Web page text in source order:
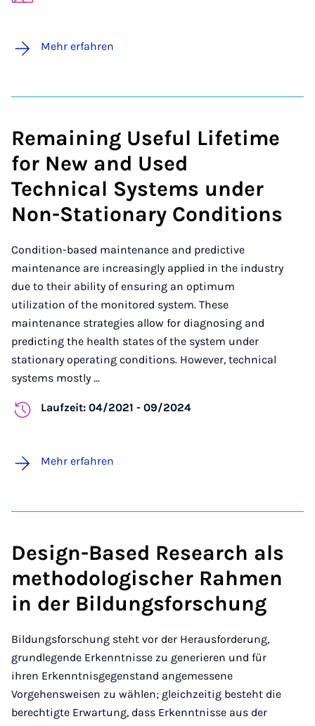
Mehr erfahren
Remaining Useful Lifetime
for New and Used
Technical Systems under
Non-Stationary Conditions
Condition-based maintenance and predictive
maintenance are increasingly applied in the industry
due to their ability of ensuring an optimum
utilization of the monitored system. These
maintenance strategies allow for diagnosing and
predicting the health states of the system under
stationary operating conditions. However, technical
systems mostly ...
Laufzeit: 04/2021 - 09/2024
Mehr erfahren
Design-Based Research als
methodologischer Rahmen
in der Bildungsforschung
Bildungsforschung steht vor der Herausforderung,
grundlegende Erkenntnisse zu generieren und für
ihren Erkenntnisgegenstand angemessene
Vorgehensweisen zu wählen; gleichzeitig besteht die
berechtigte Erwartung, dass Erkenntnisse aus der